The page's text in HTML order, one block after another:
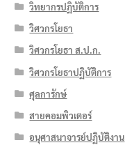
วิทยากรปฏิบัติการ
วิศวกรโยธา
วิศวกรโยธา ส.ป.ก.
วิศวกรโยธาปฏิบัติการ
ศุลการักษ์
สายคอมพิวเตอร์
อนุศาสนาจารย์ปฏิบัติงาน